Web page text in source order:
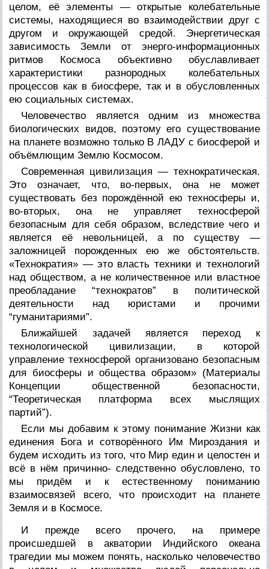
целом, её элементы —открытые колебательные
системы, находящиеся во взаимодействии друг с
другом и окружающей средой. Энергетическая
зависимость Земли от энерго-информационных
ритмов Космоса объективно обуславливает
характеристики разнородных колебательных
процессов как в биосфере, так и в обусловленных
ею социальных системах.
Человечество является одним из множества
биологических видов, поэтому его существование
на планете возможно только В ЛАДУ с биосферой и
объёмлющим Землю Космосом.
Современная цивилизация — технократическая.
Это означает, что, во-первых, она не может
существовать без порождённой ею техносферы и,
во-вторых, она не управляет техносферой
безопасным для себя образом, вследствие чего и
является её невольницей, а по существу —
заложницей порожденных ею же обстоятельств.
«Технократия» — это власть техники и технологий
над обществом, а не количественное или властное
преобладание “технократов” в политической
деятельности над юристами и прочими
“гуманитариями”.
Ближайшей задачей является переход к
технологической цивилизации, в которой
управление техносферой организовано безопасным
для биосферы и общества образом» (Материалы
Концепции общественной безопасности,
“Теоретическая платформа всех мыслящих
партий”).
Если мы добавим к этому понимание Жизни как
единения Бога и сотворённого Им Мироздания и
будем исходить из того, что Мир един и целостен и
всё в нём причинно- следственно обусловлено, то
мы придём и к естественному пониманию
взаимосвязей всего, что происходит на планете
Земля и в Космосе.
И прежде всего прочего, на примере
происшедшей в акватории Индийского океана
трагедии мы можем понять, насколько человечество